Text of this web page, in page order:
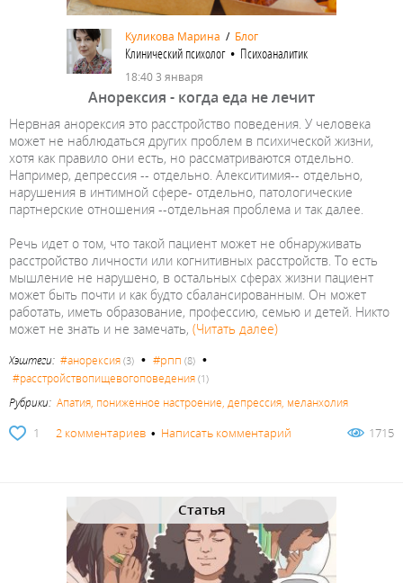
Куликова Марина / Блог
Клинический психолог • Психоаналитик
18:40 3 января
Анорексия - когда еда не лечит
Нервная анорексия это расстройство поведения. У человека
может не наблюдаться других проблем в психической жизни,
хотя как правило они есть, но рассматриваются отдельно.
Например, депрессия -- отдельно. Алекситимия-- отдельно,
нарушения в интимной сфере- отдельно, патологические
партнерские отношения --отдельная проблема и так далее.
Речь идет о том, что такой пациент может не обнаруживать
расстройство личности или когнитивных расстройств. То есть
мышление не нарушено, в остальных сферах жизни пациент
может быть почти и как будто сбалансированным. Он может
работать, иметь образование, профессию, семью и детей. Никто
может не знать и не замечать, (Читать далее)
Хэштеги: #анорексия (3) • #рпп (8) •
#расстройствопищевогоповедения (1)
Рубрики: Апатия, пониженное настроение, депрессия, меланхолия
1 2 комментариев • Написать комментарий 1715
Статья